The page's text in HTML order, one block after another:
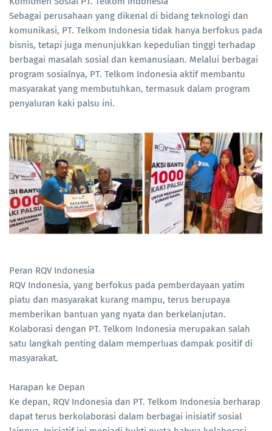
Sebagai perusahaan yang dikenal di bidang teknologi dan
komunikasi, PT. Telkom Indonesia tidak hanya berfokus pada
bisnis, tetapi juga menunjukkan kepedulian tinggi terhadap
berbagai masalah sosial dan kemanusiaan. Melalui berbagai
program sosialnya, PT. Telkom Indonesia aktif membantu
masyarakat yang membutuhkan, termasuk dalam program
penyaluran kaki palsu ini.
Peran RQV Indonesia
RQV Indonesia, yang berfokus pada pemberdayaan yatim
piatu dan masyarakat kurang mampu, terus berupaya
memberikan bantuan yang nyata dan berkelanjutan.
Kolaborasi dengan PT. Telkom Indonesia merupakan salah
satu langkah penting dalam memperluas dampak positif di
masyarakat.
Harapan ke Depan
Ke depan, RQV Indonesia dan PT. Telkom Indonesia berharap
dapat terus berkolaborasi dalam berbagai inisiatif sosial